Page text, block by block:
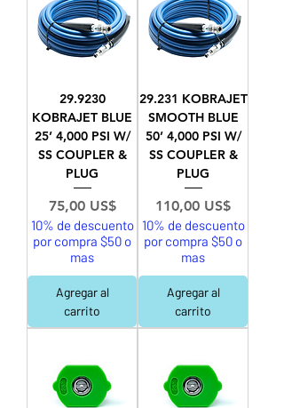
29.9230
KOBRAJET BLUE
25’ 4,000 PSI W/
SS COUPLER &
PLUG
Precio
75,00 US$
10% de descuento
por compra $50 o
mas
Agregar al
carrito
29.231 KOBRAJET
SMOOTH BLUE
50’ 4,000 PSI W/
SS COUPLER &
PLUG
Precio
110,00 US$
10% de descuento
por compra $50 o
mas
Agregar al
carrito